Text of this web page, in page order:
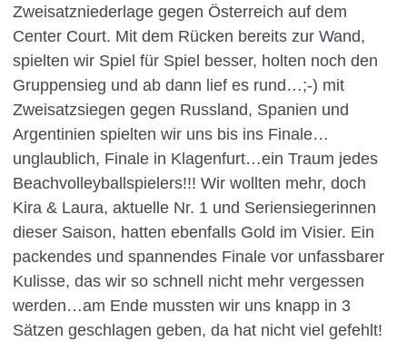
Zweisatzniederlage gegen Österreich auf dem
Center Court. Mit dem Rücken bereits zur Wand,
spielten wir Spiel für Spiel besser, holten noch den
Gruppensieg und ab dann lief es rund…;-) mit
Zweisatzsiegen gegen Russland, Spanien und
Argentinien spielten wir uns bis ins Finale…
unglaublich, Finale in Klagenfurt…ein Traum jedes
Beachvolleyballspielers!!! Wir wollten mehr, doch
Kira & Laura, aktuelle Nr. 1 und Seriensiegerinnen
dieser Saison, hatten ebenfalls Gold im Visier. Ein
packendes und spannendes Finale vor unfassbarer
Kulisse, das wir so schnell nicht mehr vergessen
werden…am Ende mussten wir uns knapp in 3
Sätzen geschlagen geben, da hat nicht viel gefehlt!